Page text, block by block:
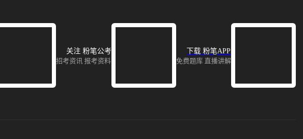
关注 粉笔公考
招考资讯 报考资料
下载 粉笔APP
免费题库 直播讲解